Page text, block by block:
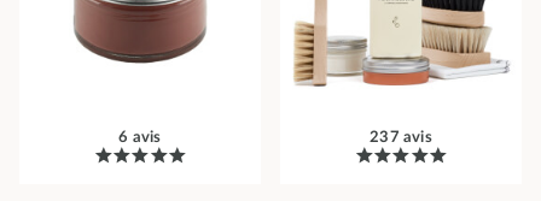
6 avis 237 avis